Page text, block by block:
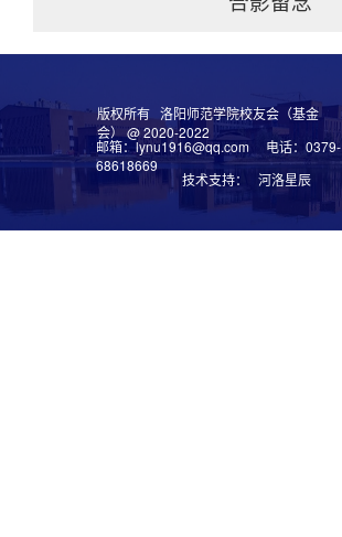
版权所有 洛阳师范学院校友会（基金
会） @ 2020-2022
邮箱：lynu1916@qq.com 电话：0379-
68618669
技术支持： 河洛星辰